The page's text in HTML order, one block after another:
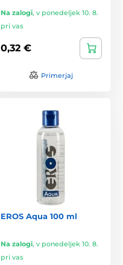
Na zalogi, v ponedeljek 10. 8.
pri vas
0,32 €
Primerjaj
EROS Aqua 100 ml
Na zalogi, v ponedeljek 10. 8.
pri vas